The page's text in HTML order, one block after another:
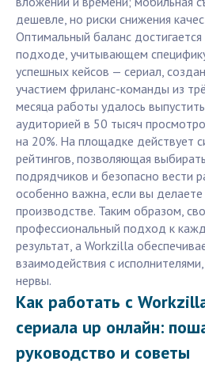
дешевле, но риски снижения
Оптимальный баланс
подходе, учитывающем
успешных кейсов — сериал,
участием фриланс-команды из
месяца работы удалось
аудиторией в 50 тысяч
на 20%. На площадке действует
рейтингов, позволяющая
подрядчиков и безопасно вести
особенно важна, если вы
производстве. Таким образом,
профессиональный подход к
результат, а Workzilla
взаимодействия с
нервы.
Как работать с
сериала up онлайн:
руководство и советы